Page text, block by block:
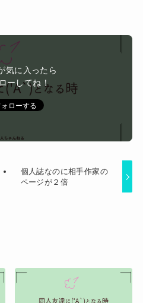
なる『弱男の姫』が爆誕
”ヘロインと同じくらいヤ
処方されてる」
チガイすぎるwwwwww
互RSS
気に入ったら
ーしてね！
個人誌なのに相手作家の
ページが２倍